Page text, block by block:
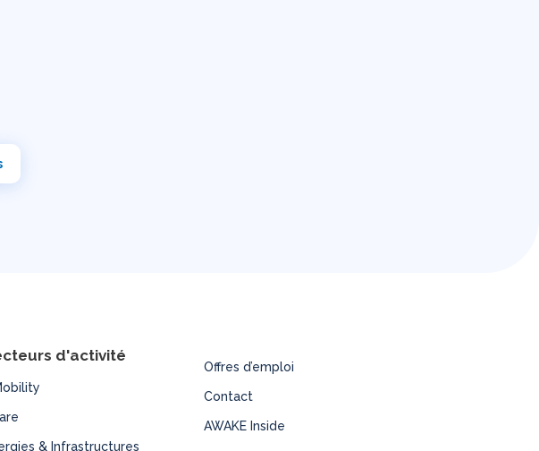
d'activité
& Infrastructures
Offres d’emploi
Contact
AWAKE Inside